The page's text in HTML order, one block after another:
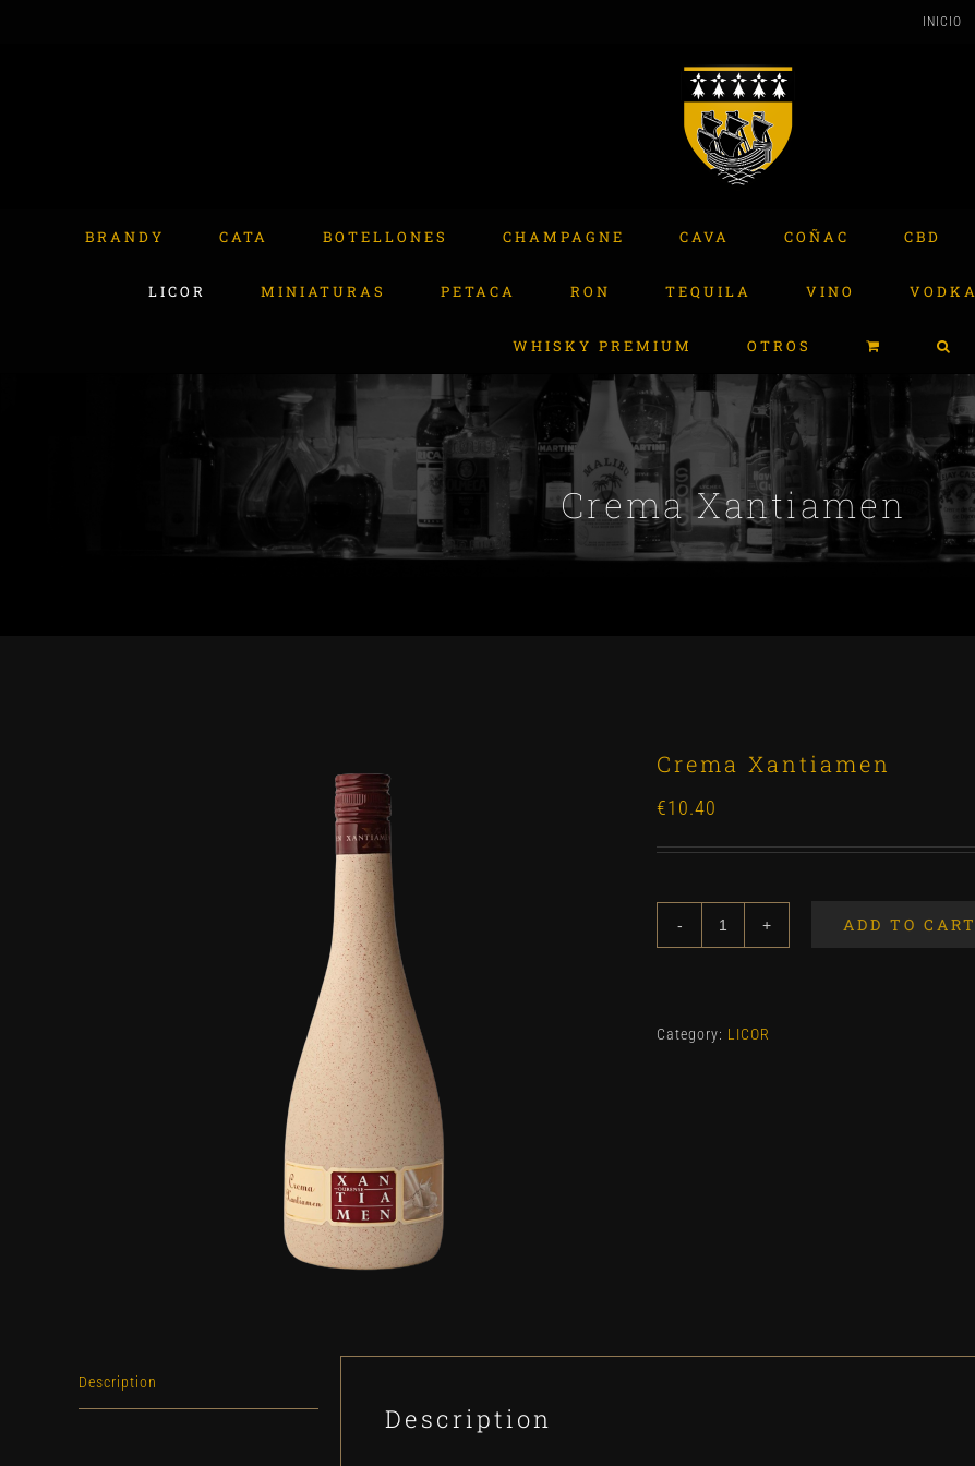
INICIO
BRANDY CATA BOTELLONES CHAMPAGNE CAVA COÑAC CBD
LICOR MINIATURAS PETACA RON TEQUILA VINO VODKA
WHISKY PREMIUM OTROS
Crema Xantiamen
Crema Xantiamen
€10.40
ADD TO CART
Category: LICOR
Description
Description